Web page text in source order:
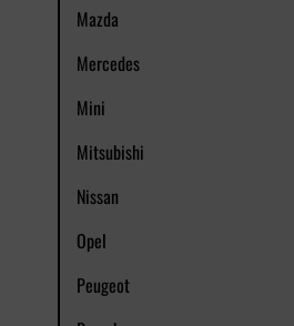
Mazda
Mercedes
Mini
Mitsubishi
Nissan
Opel
Peugeot